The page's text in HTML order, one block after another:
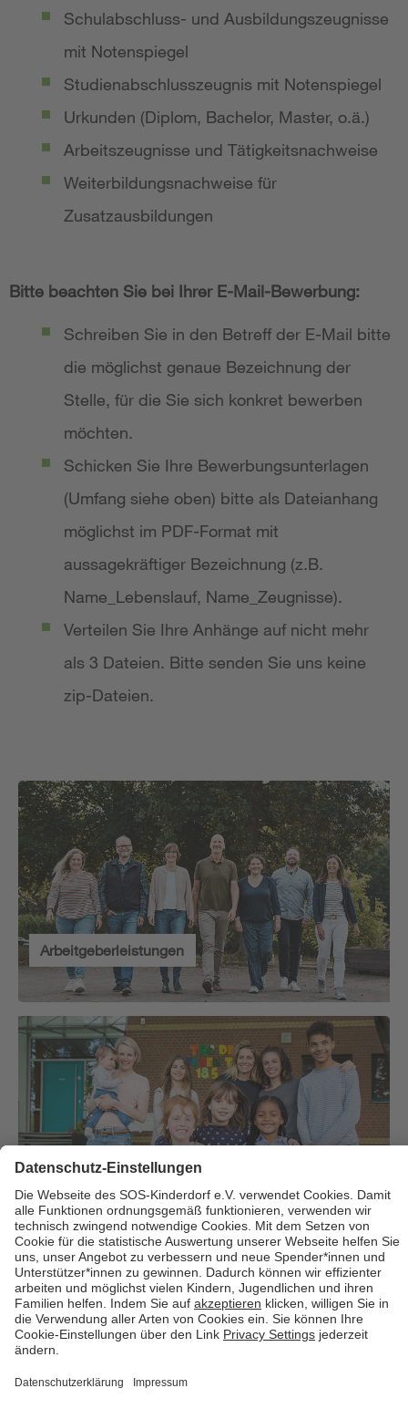
Schulabschluss- und Ausbildungszeugnisse
mit Notenspiegel
Studienabschlusszeugnis mit Notenspiegel
Urkunden (Diplom, Bachelor, Master, o.ä.)
Arbeitszeugnisse und Tätigkeitsnachweise
Weiterbildungsnachweise für
Zusatzausbildungen
Bitte beachten Sie bei Ihrer E-Mail-Bewerbung:
Schreiben Sie in den Betreff der E-Mail bitte
die möglichst genaue Bezeichnung der
Stelle, für die Sie sich konkret bewerben
möchten.
Schicken Sie Ihre Bewerbungsunterlagen
(Umfang siehe oben) bitte als Dateianhang
möglichst im PDF-Format mit
aussagekräftiger Bezeichnung (z.B.
Name_Lebenslauf, Name_Zeugnisse).
Verteilen Sie Ihre Anhänge auf nicht mehr
als 3 Dateien. Bitte senden Sie uns keine
zip-Dateien.
Arbeitgeberleistungen